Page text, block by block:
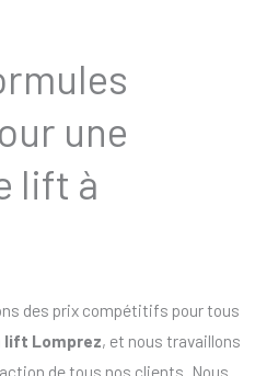
une
lift à
des prix compétitifs pour tous
lift Lomprez, et nous travaillons
de tous nos clients. Nous